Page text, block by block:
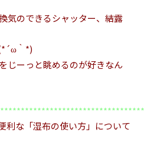
気のできるシャッター、結露
｀*)
じーっと眺めるのが好きなん
利な「湿布の使い方」について